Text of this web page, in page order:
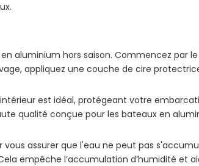
aluminium hors saison. Commencez par
appliquez une couche de cire
est idéal, protégeant votre
qualité conçue pour les bateaux en
assurer que l'eau ne peut pas
empêche l’accumulation d’humidité et